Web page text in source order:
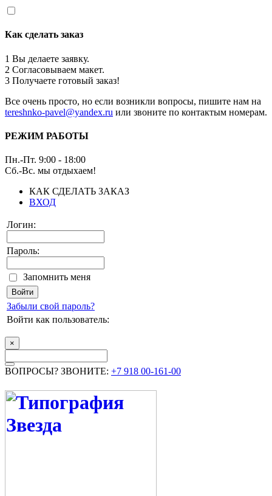
Как сделать заказ
1 Вы делаете заявку.
2 Согласовываем макет.
3 Получаете готовый заказ!
Все очень просто, но если возникли вопросы, пишите нам на
tereshnko-pavel@yandex.ru или звоните по контактым номерам.
РЕЖИМ РАБОТЫ
Пн.-Пт. 9:00 - 18:00
Сб.-Вс. мы отдыхаем!
КАК СДЕЛАТЬ ЗАКАЗ
ВХОД
Логин:
Пароль:
Запомнить меня
Забыли свой пароль?
Войти как пользователь:
×
ВОПРОСЫ? ЗВОНИТЕ: +7 918 00-161-00